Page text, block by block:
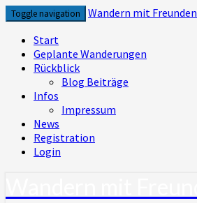
Skip
to
content
Toggle navigation
Wandern mit Freunden
Start
Geplante Wanderungen
Rückblick
Blog Beiträge
Infos
Impressum
News
Registration
Login